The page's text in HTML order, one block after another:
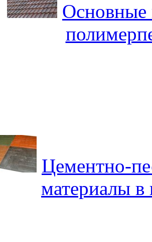
Основные
Цементно-
материалы в